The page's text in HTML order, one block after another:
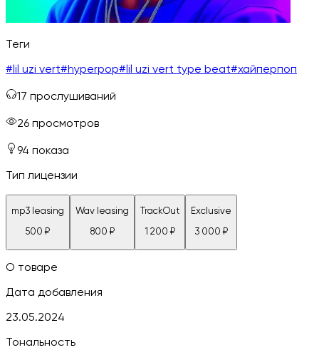
Теги
# lil uzi vert#hyperpop# lil uzi vert type beat#хайперпоп
17 прослушиваний
26 просмотров
94 показа
Тип лицензии
mp3 leasing
500 ₽
Wav leasing
800 ₽
TrackOut
1 200 ₽
Exclusive
3 000 ₽
О товаре
Дата добавления
23.05.2024
Тональность